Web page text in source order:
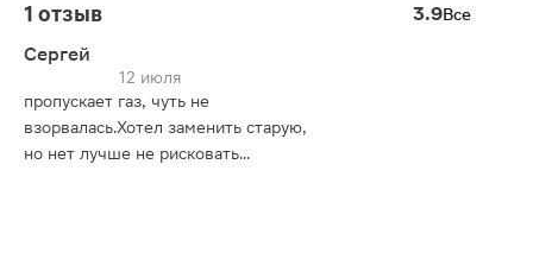
1 отзыв 3.9Все
Сергей
12 июля
пропускает газ, чуть не
взорвалась.Хотел заменить старую,
но нет лучше не рисковать...